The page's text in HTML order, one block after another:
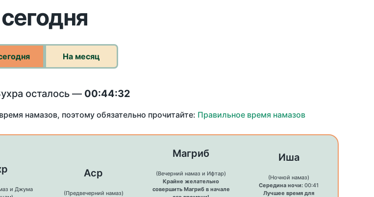
сегодня
На месяц
осталось — 00:44:32
намазов, поэтому обязательно прочитайте: Правильное время намазов
и Джума
Аср
(Предвечерний намаз)
Магриб
(Вечерний намаз и Ифтар)
Крайне желательно
совершить Магриб в начале
Иша
(Ночной намаз)
Середина ночи: 00:41
Лучшее время для